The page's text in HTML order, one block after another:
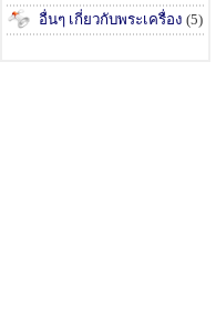
อื่นๆ เกี่ยวกับพระเครื่อง (5)